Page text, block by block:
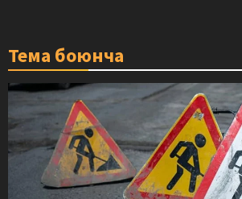
Тема боюнча